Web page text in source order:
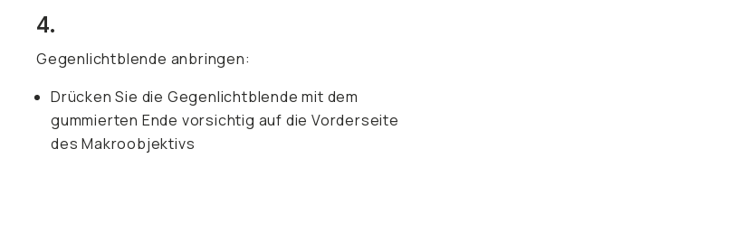
4.
Gegenlichtblende anbringen:
Drücken Sie die Gegenlichtblende mit dem
gummierten Ende vorsichtig auf die Vorderseite
des Makroobjektivs